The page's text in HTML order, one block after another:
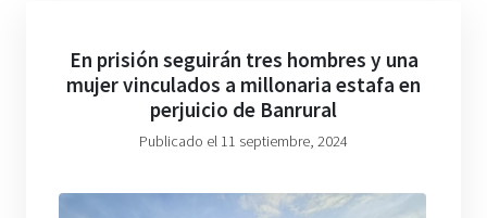
En prisión seguirán tres hombres y una
mujer vinculados a millonaria estafa en
perjuicio de Banrural
Publicado el 11 septiembre, 2024